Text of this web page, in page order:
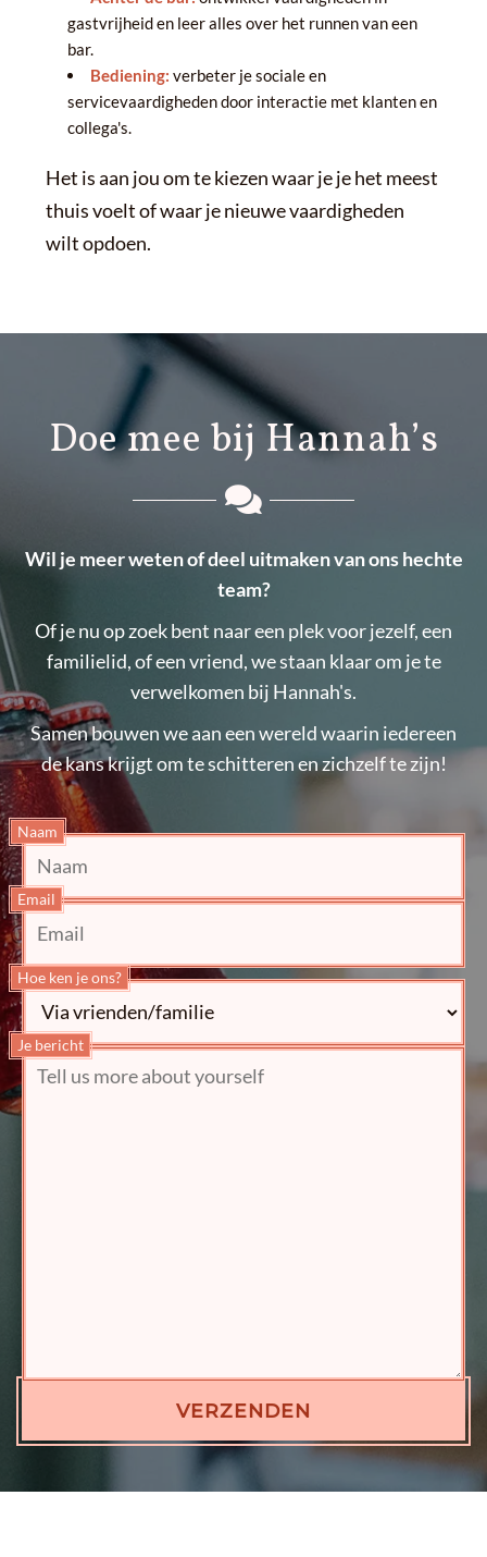
gastvrijheid en leer alles over het runnen van een
bar.
Bediening: verbeter je sociale en
servicevaardigheden door interactie met klanten en
collega's.
Het is aan jou om te kiezen waar je je het meest
thuis voelt of waar je nieuwe vaardigheden
wilt opdoen.
Doe mee bij Hannah’s
Wil je meer weten of deel uitmaken van ons hechte
team?
Of je nu op zoek bent naar een plek voor jezelf, een
familielid, of een vriend, we staan klaar om je te
verwelkomen bij Hannah's.
Samen bouwen we aan een wereld waarin iedereen
de kans krijgt om te schitteren en zichzelf te zijn!
Naam
Email
Hoe ken je ons?
Je bericht